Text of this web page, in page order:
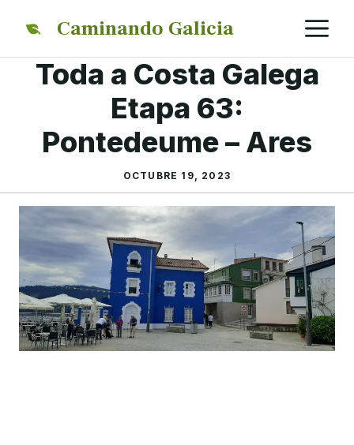
contenido
Caminando Galicia
Toda a Costa Galega
Etapa 63:
Pontedeume – Ares
OCTUBRE 19, 2023